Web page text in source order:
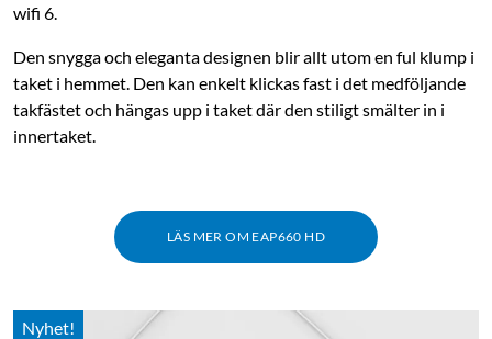
wifi 6.
Den snygga och eleganta designen blir allt utom en ful klump i
taket i hemmet. Den kan enkelt klickas fast i det medföljande
takfästet och hängas upp i taket där den stiligt smälter in i
innertaket.
LÄS MER OM EAP660 HD
Nyhet!